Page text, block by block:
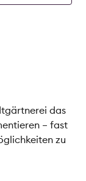
das
– fast
zu